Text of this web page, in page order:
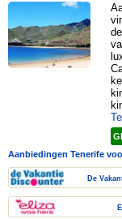
Aanbiedingen Tenerife
De